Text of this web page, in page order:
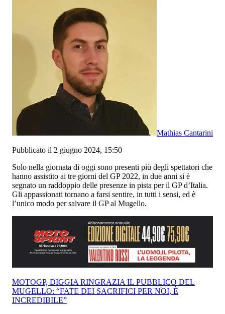
Mathias Cantarini
Pubblicato il 2 giugno 2024, 15:50
Solo nella giornata di oggi sono presenti più degli spettatori che
hanno assistito ai tre giorni del GP 2022, in due anni si è
segnato un raddoppio delle presenze in pista per il GP d’Italia.
Gli appassionati tornano a farsi sentire, in tutti i sensi, ed è
l’unico modo per salvare il GP al Mugello.
MOTOGP, DIGGIA RINGRAZIA IL PUBBLICO DEL
MUGELLO: “FATE DEI SACRIFICI PER NOI, È
INCREDIBILE”